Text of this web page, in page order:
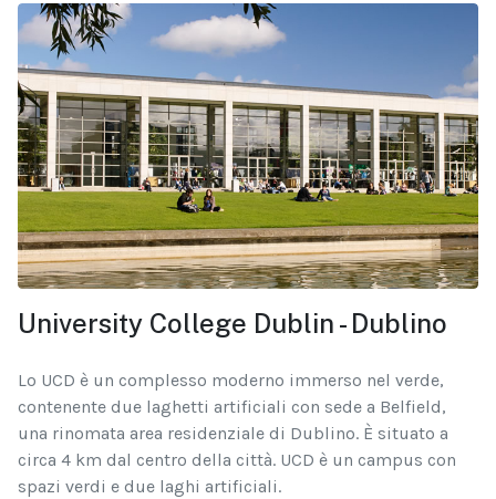
University College Dublin - Dublino
Lo UCD è un complesso moderno immerso nel verde,
contenente due laghetti artificiali con sede a Belfield,
una rinomata area residenziale di Dublino. È situato a
circa 4 km dal centro della città. UCD è un campus con
spazi verdi e due laghi artificiali.